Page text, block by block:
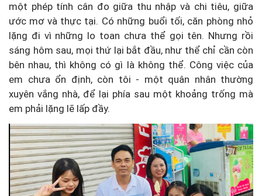
một phép tính cân đo giữa thu nhập và chi tiêu, giữa
ước mơ và thực tại. Có những buổi tối, căn phòng nhỏ
lặng đi vì những lo toan chưa thể gọi tên. Nhưng rồi
sáng hôm sau, mọi thứ lại bắt đầu, như thể chỉ cần còn
bên nhau, thì không có gì là không thể. Công việc của
em chưa ổn định, còn tôi - một quân nhân thường
xuyên vắng nhà, để lại phía sau một khoảng trống mà
em phải lặng lẽ lấp đầy.